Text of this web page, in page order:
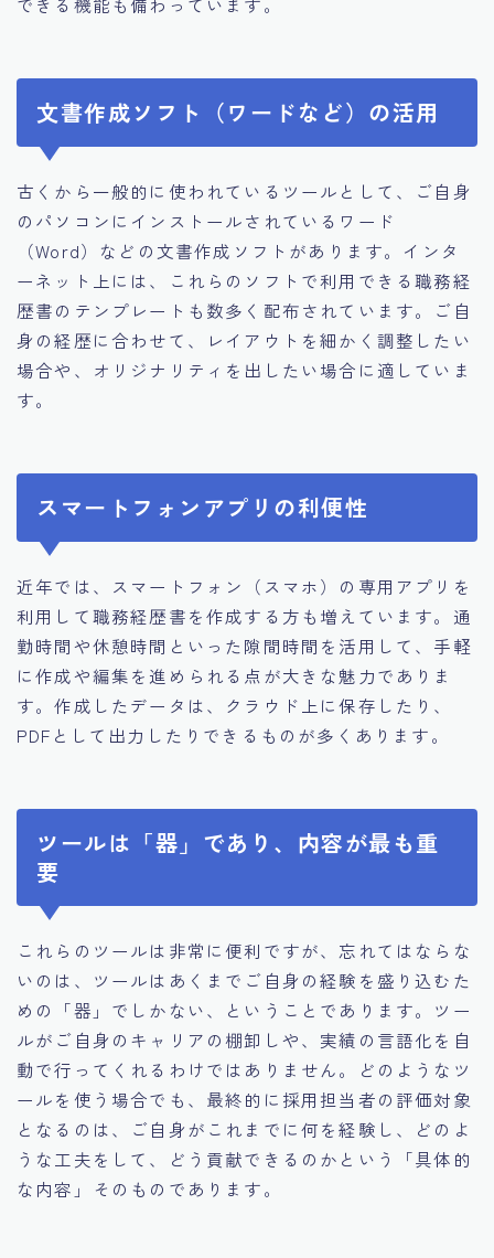
文書作成ソフト（ワードなど）の活用
古くから一般的に使われているツールとして、ご自身
のパソコンにインストールされているワード
（Word）などの文書作成ソフトがあります。インタ
ーネット上には、これらのソフトで利用できる職務経
歴書のテンプレートも数多く配布されています。ご自
身の経歴に合わせて、レイアウトを細かく調整したい
場合や、オリジナリティを出したい場合に適していま
す。
スマートフォンアプリの利便性
近年では、スマートフォン（スマホ）の専用アプリを
利用して職務経歴書を作成する方も増えています。通
勤時間や休憩時間といった隙間時間を活用して、手軽
に作成や編集を進められる点が大きな魅力でありま
す。作成したデータは、クラウド上に保存したり、
PDFとして出力したりできるものが多くあります。
ツールは「器」であり、内容が最も重
要
これらのツールは非常に便利ですが、忘れてはならな
いのは、ツールはあくまでご自身の経験を盛り込むた
めの「器」でしかない、ということであります。ツー
ルがご自身のキャリアの棚卸しや、実績の言語化を自
動で行ってくれるわけではありません。どのようなツ
ールを使う場合でも、最終的に採用担当者の評価対象
となるのは、ご自身がこれまでに何を経験し、どのよ
うな工夫をして、どう貢献できるのかという「具体的
な内容」そのものであります。